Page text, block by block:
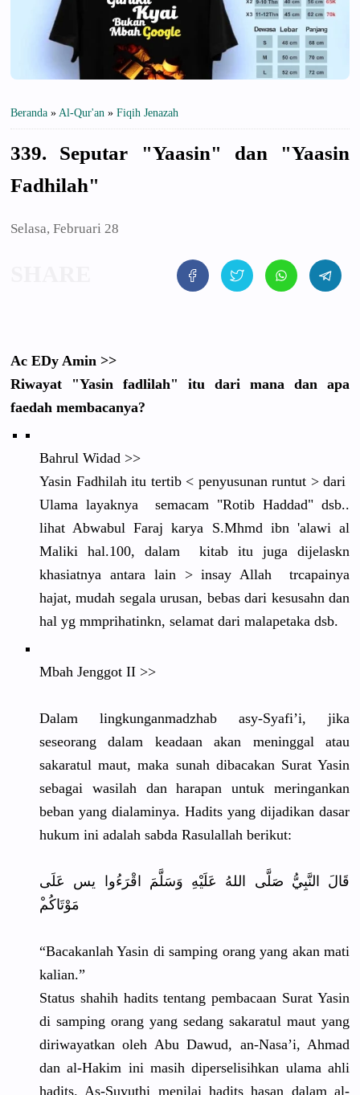
Beranda » Al-Qur'an » Fiqih Jenazah
339. Seputar "Yaasin" dan "Yaasin
Fadhilah"
Selasa, Februari 28
Ac EDy Amin >>
Riwayat "Yasin fadlilah" itu dari mana dan apa
faedah membacanya?
Bahrul Widad >>
Yasin Fadhilah itu tertib < penyusunan runtut > dari
Ulama layaknya semacam "Rotib Haddad" dsb..
lihat Abwabul Faraj karya S.Mhmd ibn 'alawi al
Maliki hal.100, dalam kitab itu juga dijelaskn
khasiatnya antara lain > insay Allah trcapainya
hajat, mudah segala urusan, bebas dari kesusahn dan
hal yg mmprihatinkn, selamat dari malapetaka dsb.
Mbah Jenggot II >>
Dalam lingkunganmadzhab asy-Syafi’i, jika
seseorang dalam keadaan akan meninggal atau
sakaratul maut, maka sunah dibacakan Surat Yasin
sebagai wasilah dan harapan untuk meringankan
beban yang dialaminya. Hadits yang dijadikan dasar
hukum ini adalah sabda Rasulallah berikut:
قَالَ النَّبِيُّ صَلَّى اللهُ عَلَيْهِ وَسَلَّمَ اقْرَءُوا يس عَلَى
مَوْتَاكُم
“Bacakanlah Yasin di samping orang yang akan mati
kalian.”
Status shahih hadits tentang pembacaan Surat Yasin
di samping orang yang sedang sakaratul maut yang
diriwayatkan oleh Abu Dawud, an-Nasa’i, Ahmad
dan al-Hakim ini masih diperselisihkan ulama ahli
hadits. As-Suyuthi menilai hadits hasan dalam al-